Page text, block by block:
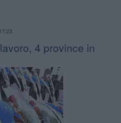
4 province in